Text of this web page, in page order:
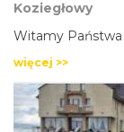
Koziegłowy
Witamy Państwa
więcej >>